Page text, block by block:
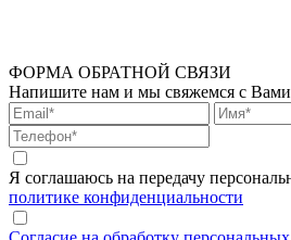
ФОРМА ОБРАТНОЙ СВЯЗИ
Напишите нам и мы свяжемся с
Я соглашаюсь на передачу
политике конфиденциальности